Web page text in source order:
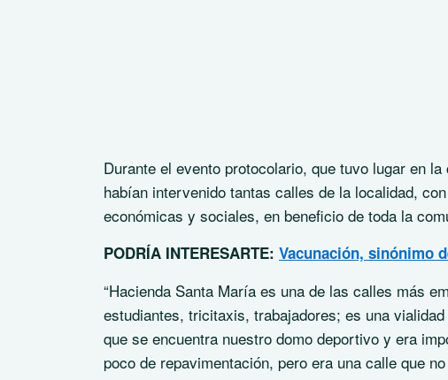
Durante el evento protocolario, que tuvo lugar en
habían intervenido tantas calles de la localidad,
económicas y sociales, en beneficio de toda la
PODRÍA INTERESARTE: Vacunación, sinónimo
“Hacienda Santa María es una de las calles más
estudiantes, tricitaxis, trabajadores; es una
que se encuentra nuestro domo deportivo y era
poco de repavimentación, pero era una calle que